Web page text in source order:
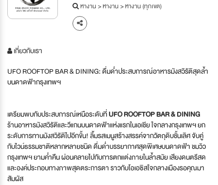
หางาน>หางาน>หางาน (ทุกเขต)
เกี่ยวกับเรา
UFO ROOFTOP BAR & DINING: ดื่มด่ำประสบการณ์อาหารมังสวิรัติสุดล้ำ
บนดาดฟ้ากรุงเทพฯ
เตรียมพบกับประสบการณ์เหนือระดับที่UFO ROOFTOP BAR & DINING
ร้านอาหารมังสวิรัติและวีแกนบนดาดฟ้าแห่งแรกในเอเชีย ใจกลางกรุงเทพฯ ยก
ระดับการทานมังสวิรัติไปอีกขั้น! ลิ้มรสเมนูสร้างสรรค์จากวัตถุดิบชั้นเลิศ จับคู่
กับไวน์ธรรมชาติหลากหลายชนิด ดื่มด่ำบรรยากาศสุดพิเศษบนดาดฟ้า ชมวิว
กรุงเทพฯ ยามค่ำคืน ผ่อนคลายไปกับการตกแต่งภายในล้ำสมัย เสียงดนตรีสด
และองค์ประกอบทางภาพสุดตระการตา ราวกับโอเอซิสใจกลางเมืองรอคุณมา
สัมผัส